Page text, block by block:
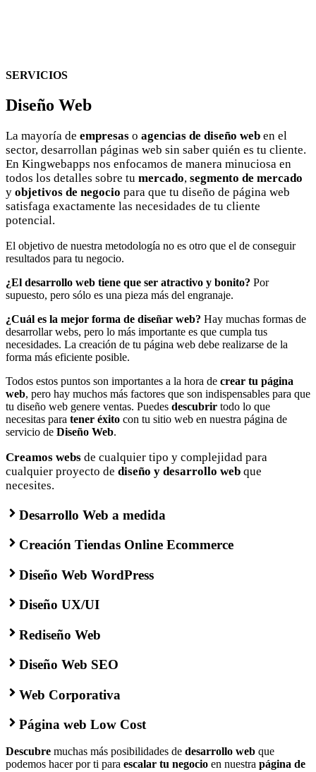
SERVICIOS
Diseño Web
La mayoría de empresas o agencias de diseño web en el
sector, desarrollan páginas web sin saber quién es tu cliente.
En Kingwebapps nos enfocamos de manera minuciosa en
todos los detalles sobre tu mercado, segmento de mercado
y objetivos de negocio para que tu diseño de página web
satisfaga exactamente las necesidades de tu cliente
potencial.
El objetivo de nuestra metodología no es otro que el de conseguir
resultados para tu negocio.
¿El desarrollo web tiene que ser atractivo y bonito? Por
supuesto, pero sólo es una pieza más del engranaje.
¿Cuál es la mejor forma de diseñar web? Hay muchas formas de
desarrollar webs, pero lo más importante es que cumpla tus
necesidades. La creación de tu página web debe realizarse de la
forma más eficiente posible.
Todos estos puntos son importantes a la hora de crear tu página
web, pero hay muchos más factores que son indispensables para que
tu diseño web genere ventas. Puedes descubrir todo lo que
necesitas para tener éxito con tu sitio web en nuestra página de
servicio de Diseño Web.
Creamos webs de cualquier tipo y complejidad para
cualquier proyecto de diseño y desarrollo web que
necesites.
Desarrollo Web a medida
Creación Tiendas Online Ecommerce
Diseño Web WordPress
Diseño UX/UI
Rediseño Web
Diseño Web SEO
Web Corporativa
Página web Low Cost
Descubre muchas más posibilidades de desarrollo web que
podemos hacer por ti para escalar tu negocio en nuestra página de